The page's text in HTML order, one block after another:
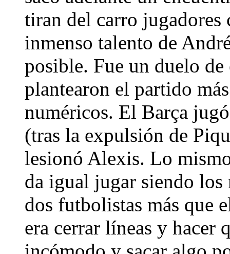
tiran del carro jugadores
inmenso talento de
posible. Fue un duelo
plantearon el partido
numéricos. El Barça
(tras la expulsión de
lesionó Alexis. Lo
da igual jugar siendo los
dos futbolistas más que
era cerrar líneas y hacer